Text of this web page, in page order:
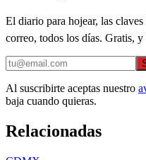
El diario para hojear, las
correo, todos los días. Gratis,
Al suscribirte aceptas nuestro
baja cuando quieras.
Relacionadas